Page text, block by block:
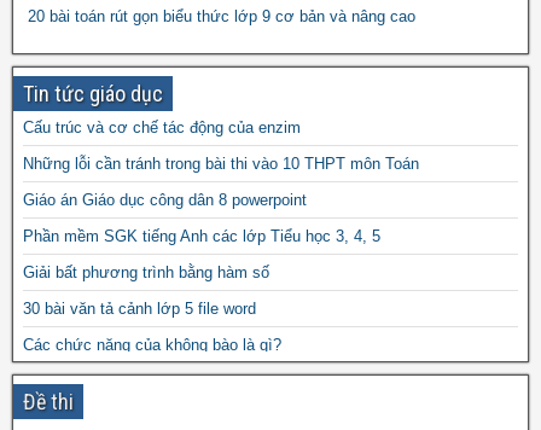
năm 2024
20 bài toán rút gọn biểu thức lớp 9 cơ bản và nâng cao
Tin tức giáo dục
Cấu trúc và cơ chế tác động của enzim
Những lỗi cần tránh trong bài thi vào 10 THPT môn Toán
Giáo án Giáo dục công dân 8 powerpoint
Phần mềm SGK tiếng Anh các lớp Tiểu học 3, 4, 5
Giải bất phương trình bằng hàm số
30 bài văn tả cảnh lớp 5 file word
Các chức năng của không bào là gì?
Tài liệu dạy thêm Toán 8 học kì 1 (sách Chân trời sáng tạo) file word
Giáo án Vật lý lớp 7 file word
Đề thi